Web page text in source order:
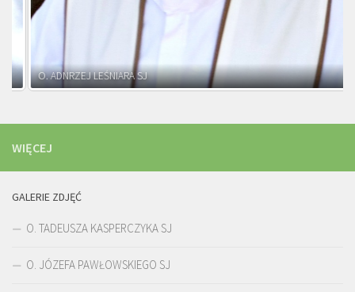
O. ADNRZEJ LEŚNIARA SJ
WIĘCEJ
GALERIE ZDJĘĆ
O. TADEUSZA KASPERCZYKA SJ
O. JÓZEFA PAWŁOWSKIEGO SJ